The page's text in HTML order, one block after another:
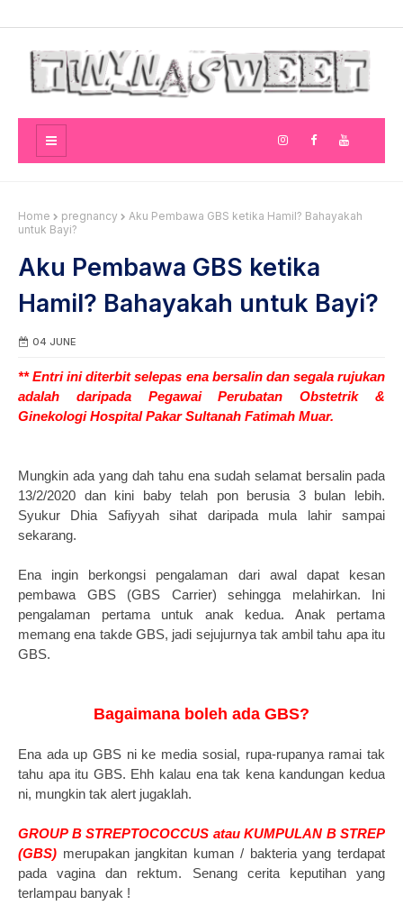
Home pregnancy
Aku Pembawa GBS ketika Hamil? Bahayakah
untuk Bayi?
Aku Pembawa GBS ketika
Hamil? Bahayakah untuk Bayi?
04 JUNE
** Entri ini diterbit selepas ena bersalin dan segala rujukan
adalah daripada Pegawai Perubatan Obstetrik &
Ginekologi Hospital Pakar Sultanah Fatimah Muar.
Mungkin ada yang dah tahu ena sudah selamat bersalin pada
13/2/2020 dan kini baby telah pon berusia 3 bulan lebih.
Syukur Dhia Safiyyah sihat daripada mula lahir sampai
sekarang.
Ena ingin berkongsi pengalaman dari awal dapat kesan
pembawa GBS (GBS Carrier) sehingga melahirkan. Ini
pengalaman pertama untuk anak kedua. Anak pertama
memang ena takde GBS, jadi sejujurnya tak ambil tahu apa itu
GBS.
Bagaimana boleh ada GBS?
Ena ada up GBS ni ke media sosial, rupa-rupanya ramai tak
tahu apa itu GBS. Ehh kalau ena tak kena kandungan kedua
ni, mungkin tak alert jugaklah.
GROUP B STREPTOCOCCUS atau KUMPULAN B STREP
(GBS) merupakan jangkitan kuman / bakteria yang terdapat
pada vagina dan rektum. Senang cerita keputihan yang
terlampau banyak !